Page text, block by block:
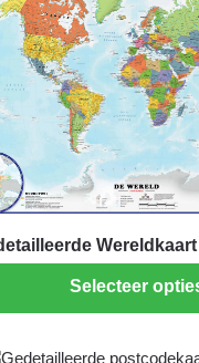
Selecteer